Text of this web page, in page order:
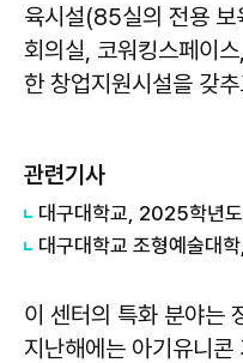
육시설(85실의 전용 보
회의실, 코워킹스페이
한 창업지원시설을 갖
관련기사
대구대학교, 2025학년
대구대학교 조형예술대
이 센터의 특화 분야는
지난해에는 아기유니